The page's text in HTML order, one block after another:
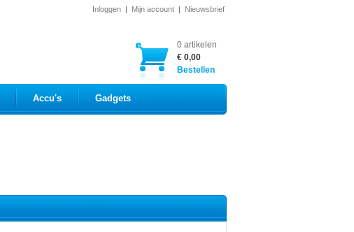
Inloggen | Mijn account | Nieuwsbrief
0 artikelen
€ 0,00
Bestellen
Accu's Gadgets